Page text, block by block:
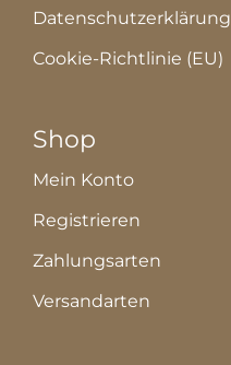
Datenschutzerklärung
Cookie-Richtlinie (EU)
Shop
Mein Konto
Registrieren
Zahlungsarten
Versandarten